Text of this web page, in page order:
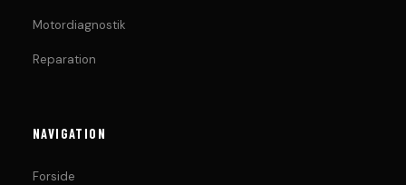
Motordiagnostik
Reparation
NAVIGATION
Forside